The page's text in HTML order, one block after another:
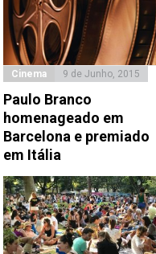
Cinema 9 de Junho, 2015
Paulo Branco
homenageado em
Barcelona e premiado
em Itália